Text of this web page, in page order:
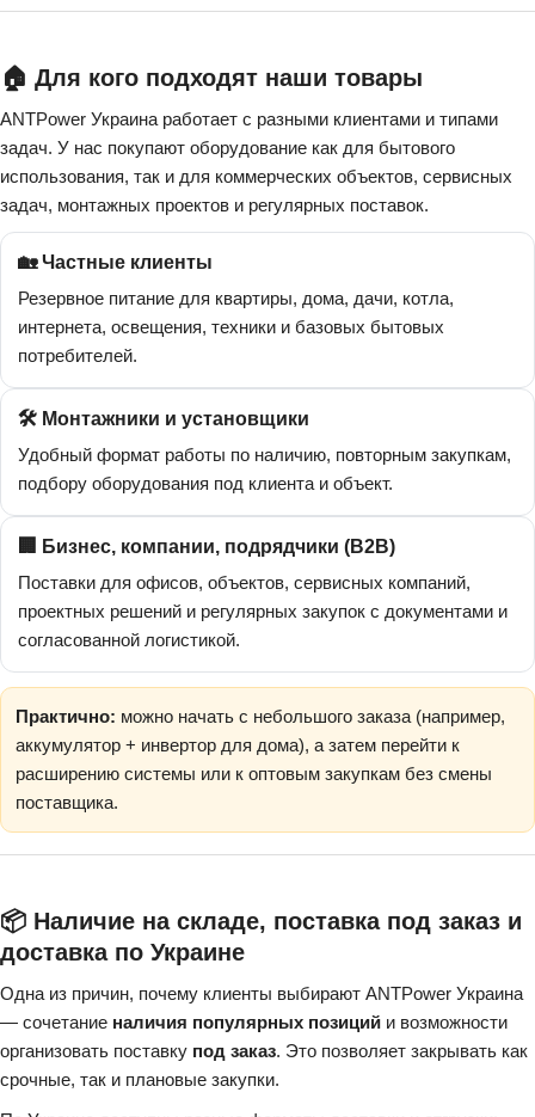
🏠 Для кого подходят наши товары
ANTPower Украина работает с разными клиентами и типами
задач. У нас покупают оборудование как для бытового
использования, так и для коммерческих объектов, сервисных
задач, монтажных проектов и регулярных поставок.
🏡 Частные клиенты
Резервное питание для квартиры, дома, дачи, котла,
интернета, освещения, техники и базовых бытовых
потребителей.
🛠️ Монтажники и установщики
Удобный формат работы по наличию, повторным закупкам,
подбору оборудования под клиента и объект.
🏢 Бизнес, компании, подрядчики (B2B)
Поставки для офисов, объектов, сервисных компаний,
проектных решений и регулярных закупок с документами и
согласованной логистикой.
Практично: можно начать с небольшого заказа (например,
аккумулятор + инвертор для дома), а затем перейти к
расширению системы или к оптовым закупкам без смены
поставщика.
📦 Наличие на складе, поставка под заказ и
доставка по Украине
Одна из причин, почему клиенты выбирают ANTPower Украина
— сочетание наличия популярных позиций и возможности
организовать поставку под заказ. Это позволяет закрывать как
срочные, так и плановые закупки.